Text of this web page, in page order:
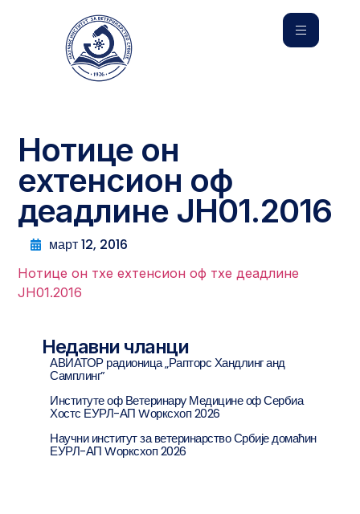
Нотице он
еxтенсион оф
деадлине ЈН01.2016
март 12, 2016
Нотице он тхе еxтенсион оф тхе деадлине
ЈН01.2016
Недавни чланци
АВИАТОР радионица „Рапторс Хандлинг анд
Самплинг”
Институте оф Ветеринарy Медицине оф Сербиа
Хостс ЕУРЛ-АП Wорксхоп 2026
Научни институт за ветеринарство Србије домаћин
ЕУРЛ-АП Wорксхоп 2026